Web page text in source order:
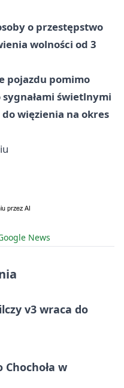
o przestępstwo
wolności od 3
pojazdu pomimo
świetlnymi
więzienia na okres
News
v3 wraca do
w